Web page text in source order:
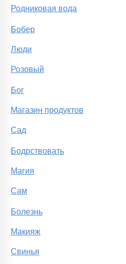
Родниковая вода
Бобер
Люди
Розовый
Бог
Магазин продуктов
Сад
Бодрствовать
Магия
Сам
Болезнь
Макияж
Свинья